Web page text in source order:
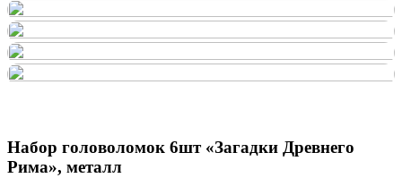
Набор головоломок 6шт «Загадки Древнего
Рима», металл